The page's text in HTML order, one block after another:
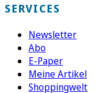
SERVICES
Newsletter
Abo
E-Paper
Meine Artikel
Shoppingwelt